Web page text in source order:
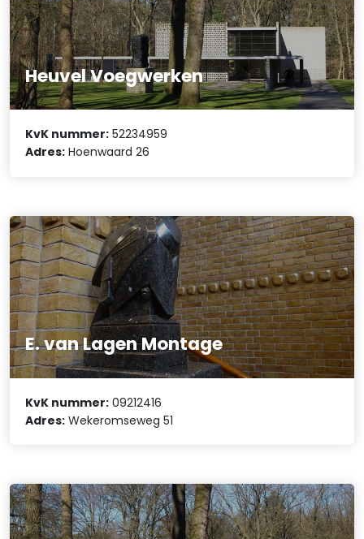
Heuvel Voegwerken
KvK nummer: 52234959
Adres: Hoenwaard 26
E. van Lagen Montage
KvK nummer: 09212416
Adres: Wekeromseweg 51